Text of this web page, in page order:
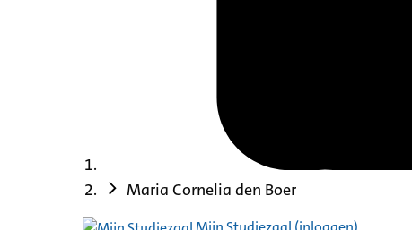
Maria Cornelia den Boer